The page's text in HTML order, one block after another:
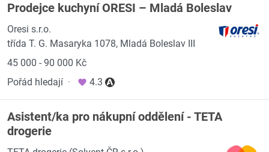
Prodejce kuchyní ORESI – Mladá Boleslav
Oresi s.r.o.
třída T. G. Masaryka 1078, Mladá Boleslav III
45 000 - 90 000 Kč
Pořád hledají · 4.3
Asistent/ka pro nákupní oddělení - TETA
drogerie